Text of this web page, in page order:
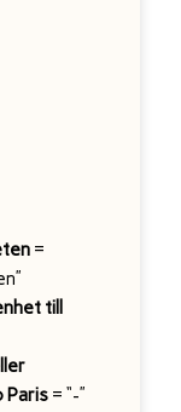
=
till
Paris= “-”